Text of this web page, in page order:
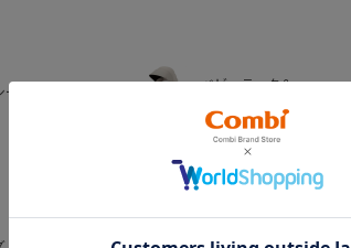
ト
ベビーラック＆
おむつ・
トイレグッズ